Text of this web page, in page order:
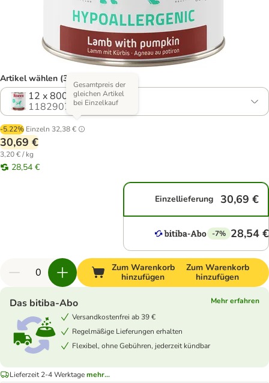
Artikel wählen (3 Varianten)
12 x 800 g
1182907.0
-5.22% Einzeln 32,38 €
Gesamtpreis der
gleichen Artikel
bei Einzelkauf
30,69 €
3,20 € / kg
28,54 €
Einzellieferung 30,69 €
-7% 28,54 €
Zum Warenkorb
hinzufügen
Zum Warenkorb
hinzufügen
Das bitiba-Abo
Mehr erfahren
Versandkostenfrei ab 39 €
Regelmäßige Lieferungen erhalten
Flexibel, ohne Gebühren, jederzeit kündbar
Lieferzeit 2-4 Werktagemehr...